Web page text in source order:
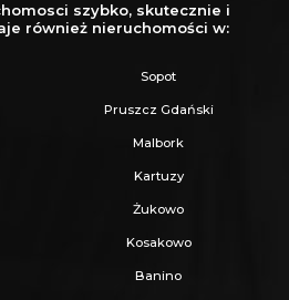
szybko, skutecznie i
również nieruchomości w:
Sopot
Pruszcz Gdański
Malbork
Kartuzy
Żukowo
Kosakowo
Banino